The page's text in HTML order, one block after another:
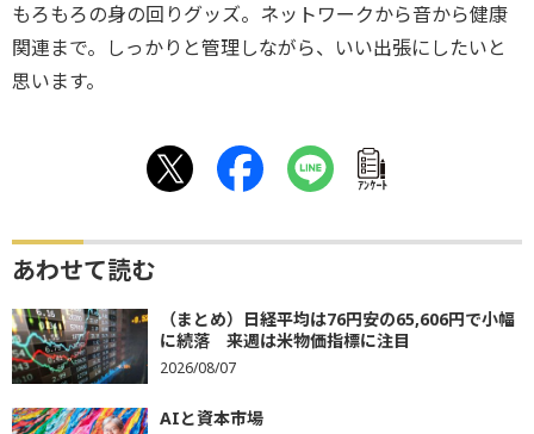
もろもろの身の回りグッズ。ネットワークから音から健康
関連まで。しっかりと管理しながら、いい出張にしたいと
思います。
ｱﾝｹｰﾄ
あわせて読む
（まとめ）日経平均は76円安の65,606円で小幅
に続落 来週は米物価指標に注目
2026/08/07
AIと資本市場